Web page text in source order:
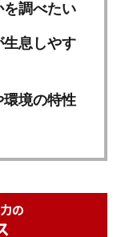
調べたい
息しやす
境の特性
の